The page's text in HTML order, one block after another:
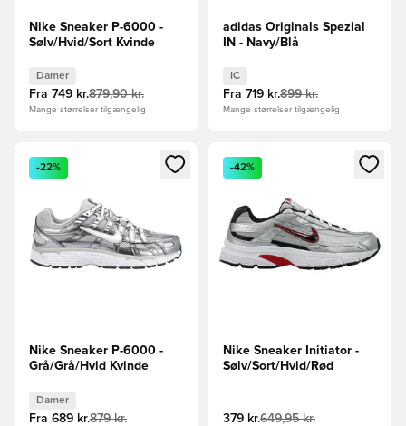
Nike Sneaker P-6000 -
Sølv/Hvid/Sort Kvinde
Damer
Fra 749 kr.879,90 kr.
Mange størrelser tilgængelig
adidas Originals Spezial
IN - Navy/Blå
IC
Fra 719 kr.899 kr.
Mange størrelser tilgængelig
Åbner en Modal til at logge ind eller tilmelde dig som
-22%
Nike Sneaker P-6000 -
Grå/Grå/Hvid Kvinde
Damer
Fra 689 kr.879 kr.
Åbner en Modal til at logge
-42%
Nike Sneaker Initiator -
Sølv/Sort/Hvid/Rød
379 kr.649,95 kr.